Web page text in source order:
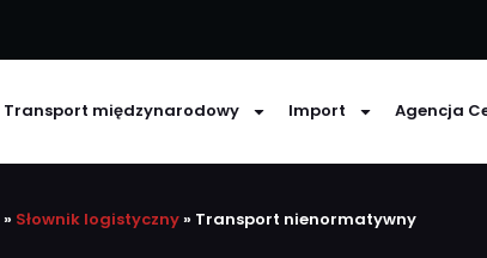
Transport międzynarodowy Import Agencja
» Słownik logistyczny» Transport nienormatywny